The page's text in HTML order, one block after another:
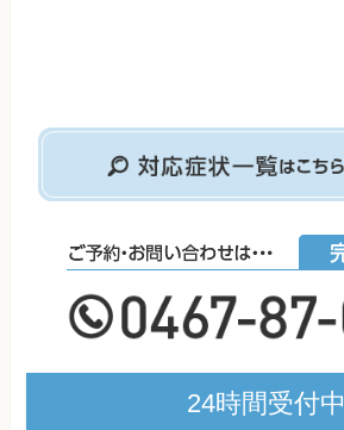
24時間受付中